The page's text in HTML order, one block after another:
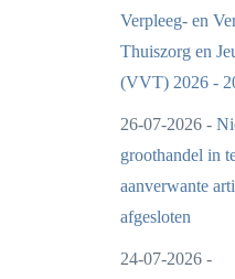
Verpleeg- en
Thuiszorg en
(VVT) 2026 -
26-07-2026 -
groothandel in
aanverwante
afgesloten
24-07-2026 -